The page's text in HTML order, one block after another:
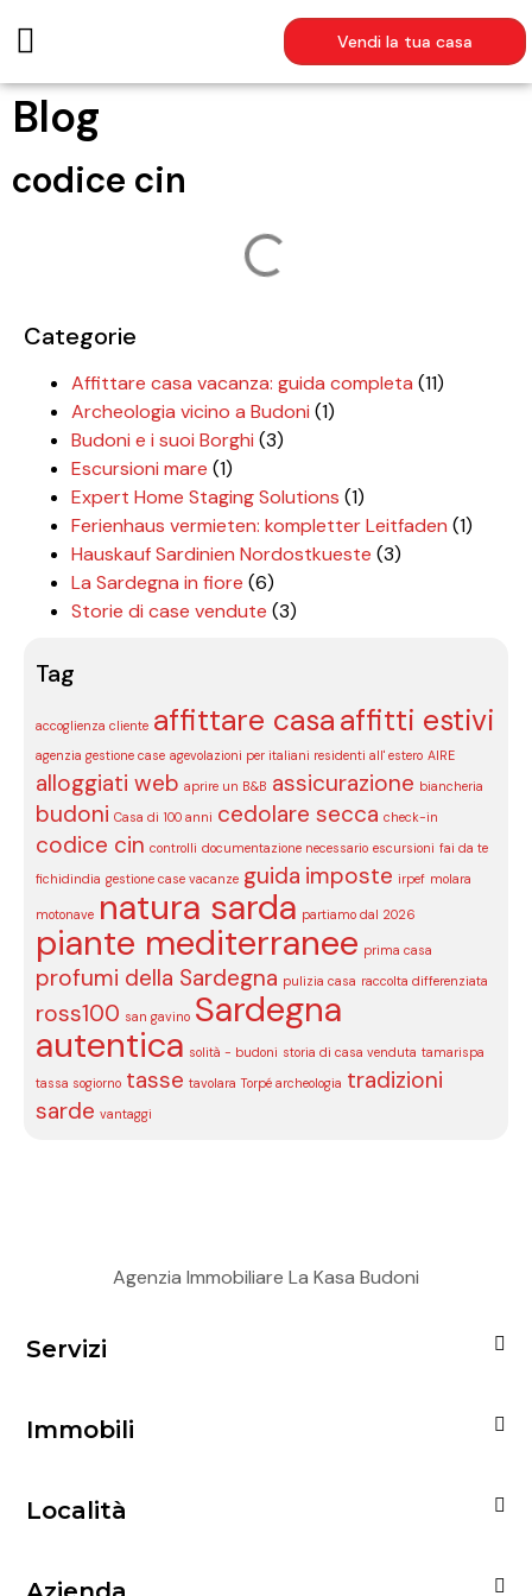
Vendi la tua casa
Blog
codice cin
Categorie
Affittare casa vacanza: guida completa (11)
Archeologia vicino a Budoni (1)
Budoni e i suoi Borghi (3)
Escursioni mare (1)
Expert Home Staging Solutions (1)
Ferienhaus vermieten: kompletter Leitfaden (1)
Hauskauf Sardinien Nordostkueste (3)
La Sardegna in fiore (6)
Storie di case vendute (3)
Tag
accoglienza cliente affittare casaaffitti estivi
agenzia gestione case agevolazioni per italiani residenti all' estero AIRE
alloggiati web aprire un B&B assicurazione biancheria
budoni Casa di 100 anni cedolare secca check-in
codice cin controlli documentazione necessario escursioni fai da te
fichidindia gestione case vacanze guida imposte irpef molara
motonave natura sarda partiamo dal 2026
piante mediterranee prima casa
profumi della Sardegna pulizia casa raccolta differenziata
ross100 san gavino Sardegna
autentica solità - budoni storia di casa venduta tamarispa
tassa sogiorno tasse tavolara Torpé archeologia tradizioni
sarde vantaggi
Agenzia Immobiliare La Kasa Budoni
Servizi
Immobili
Località